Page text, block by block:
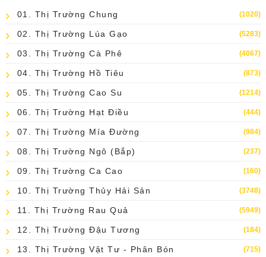
01. Thị Trường Chung (1020)
02. Thị Trường Lúa Gạo (5283)
03. Thị Trường Cà Phê (4067)
04. Thị Trường Hồ Tiêu (873)
05. Thị Trường Cao Su (1214)
06. Thị Trường Hạt Điều (444)
07. Thị Trường Mía Đường (984)
08. Thị Trường Ngô (bắp) (237)
09. Thị Trường Ca Cao (160)
10. Thị Trường Thủy Hải Sản (3748)
11. Thị Trường Rau Quả (5949)
12. Thị Trường Đậu Tương (184)
13. Thị Trường Vật Tư - Phân Bón (715)